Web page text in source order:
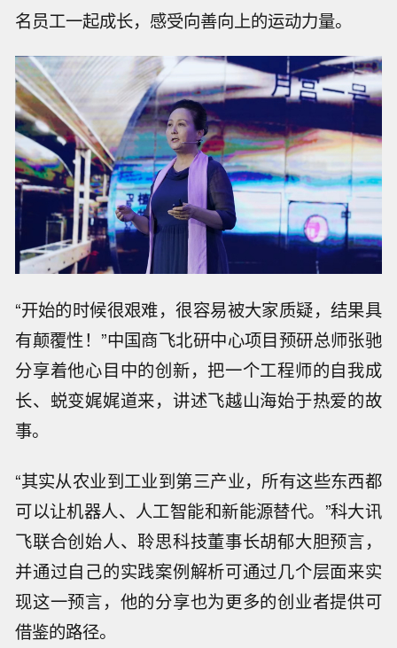
名员工一起成长，感受向善向上的运动力量。
“开始的时候很艰难，很容易被大家质疑，结果具
有颠覆性！”中国商飞北研中心项目预研总师张驰
分享着他心目中的创新，把一个工程师的自我成
长、蜕变娓娓道来，讲述飞越山海始于热爱的故
事。
“其实从农业到工业到第三产业，所有这些东西都
可以让机器人、人工智能和新能源替代。”科大讯
飞联合创始人、聆思科技董事长胡郁大胆预言，
并通过自己的实践案例解析可通过几个层面来实
现这一预言，他的分享也为更多的创业者提供可
借鉴的路径。